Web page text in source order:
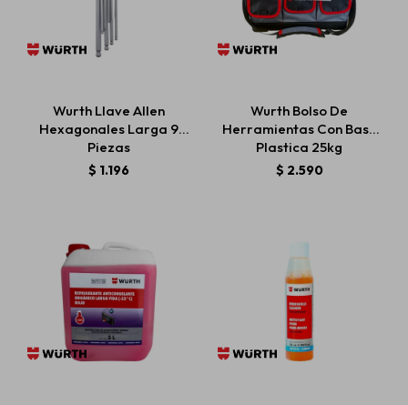
Wurth Llave Allen
Hexagonales Larga 9
Piezas
$ 1.196
Wurth Bolso De
Herramientas Con Base
Plastica 25kg
$ 2.590